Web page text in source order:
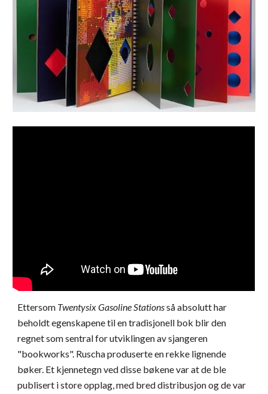
Ettersom Twentysix Gasoline Stationsså absolutt har
beholdt egenskapene til en tradisjonell bok blir den
regnet som sentral for utviklingen av sjangeren
"bookworks". Ruscha produserte en rekke lignende
bøker. Et kjennetegn ved disse bøkene var at de ble
publisert i store opplag, med bred distribusjon og de var